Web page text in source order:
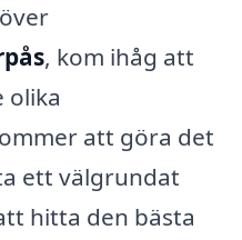
, kom ihåg att
olika
att göra det
ett välgrundat
hitta den bästa